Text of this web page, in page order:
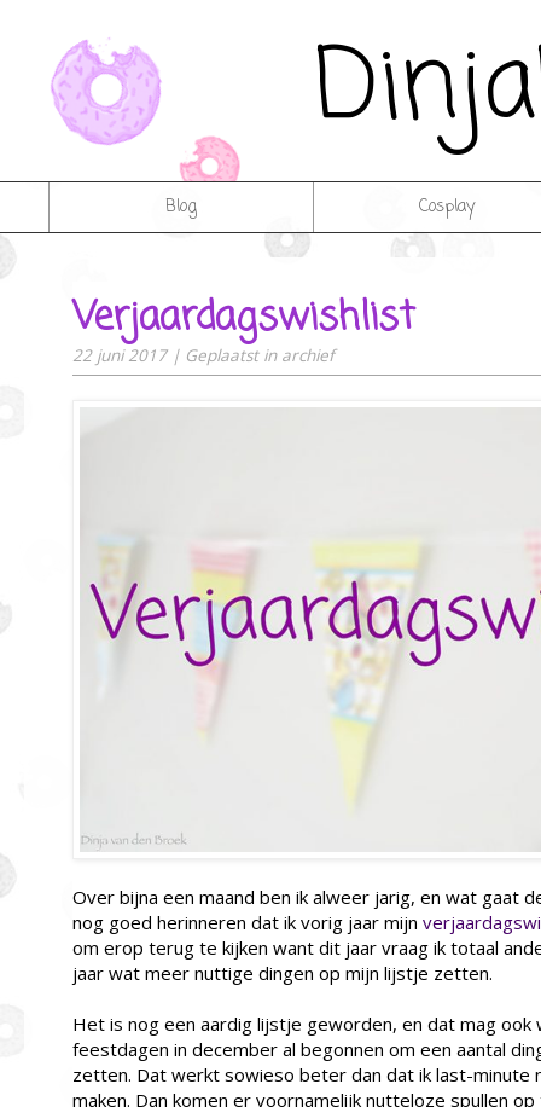
Blog Cosplay
Verjaardagswishlist
22 juni 2017 | Geplaatst in archief
Over bijna een maand ben ik alweer jarig, en wat gaat
nog goed herinneren dat ik vorig jaar mijn
om erop terug te kijken want dit jaar vraag ik totaal
jaar wat meer nuttige dingen op mijn lijstje zetten.
Het is nog een aardig lijstje geworden, en dat mag ook
feestdagen in december al begonnen om een aantal
zetten. Dat werkt sowieso beter dan dat ik last-minute
maken. Dan komen er voornamelijk nutteloze spullen